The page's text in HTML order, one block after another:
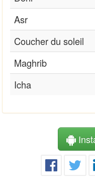
Asr
Coucher du soleil
Maghrib
Icha